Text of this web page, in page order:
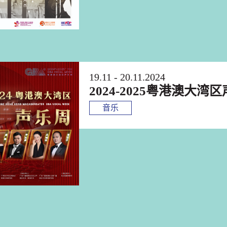
19.11 - 20.11.2024
2024-2025粤港澳大湾区
音乐